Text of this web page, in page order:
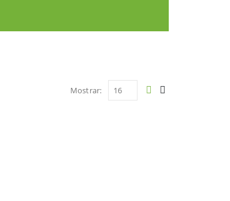
Mostrar: